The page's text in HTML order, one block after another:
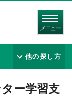
メニュー
他の探し方
ー学習支